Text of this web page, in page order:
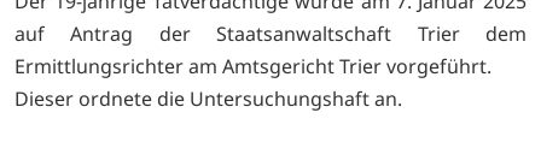
auf Antrag der Staatsanwaltschaft Trier dem
Ermittlungsrichter am Amtsgericht Trier vorgeführt.
Dieser ordnete die Untersuchungshaft an.